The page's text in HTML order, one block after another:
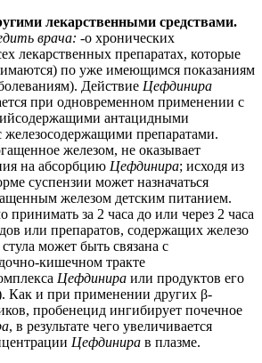
лекарственными средствами.
врача: -о хронических
лекарственных препаратах, которые
по уже имеющимся показаниям
Действие Цефдинира
при одновременном применении с
антацидными
железосодержащими препаратами.
железом, не оказывает
на абсорбцию Цефдинира; исходя из
суспензии может назначаться
железом детским питанием.
принимать за 2 часа до или через 2 часа
или препаратов, содержащих железо
может быть связана с
кишечном тракте
Цефдинира или продуктов его
Как и при применении других β-
пробенецид ингибирует почечное
, в результате чего увеличивается
Цефдинира в плазме.